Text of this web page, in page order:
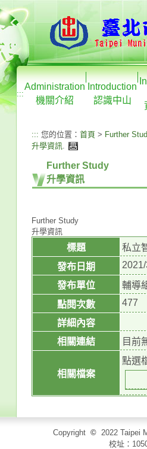
:::
Administration
機關介紹
Introduction
認識中山
::: 您的位置： 首頁 > Further
升學資訊.
Further Study
升學資訊
Further Study
升學資訊
標題
私立
發布日期
發布單位
輔導
點閱次數
477
詳細內容
相關連結
目前
相關檔案
點選
Copyright © 2022 Taipei
校址：